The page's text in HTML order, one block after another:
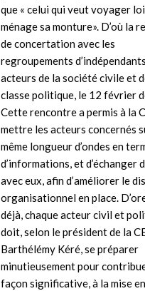
que « celui qui veut voyager
ménage sa monture». D’où la
de concertation avec les
regroupements
acteurs de la société civile et
classe politique, le 12 février
Cette rencontre a permis à la
mettre les acteurs concernés
même longueur d’ondes en
d’informations, et d’échanger
avec eux, afin d’améliorer le
organisationnel en place.
déjà, chaque acteur civil et
doit, selon le président de la
Barthélémy Kéré, se préparer
minutieusement pour
façon significative, à la mise